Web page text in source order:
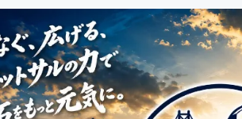
アート・写真
テクノロジー・ガジェット